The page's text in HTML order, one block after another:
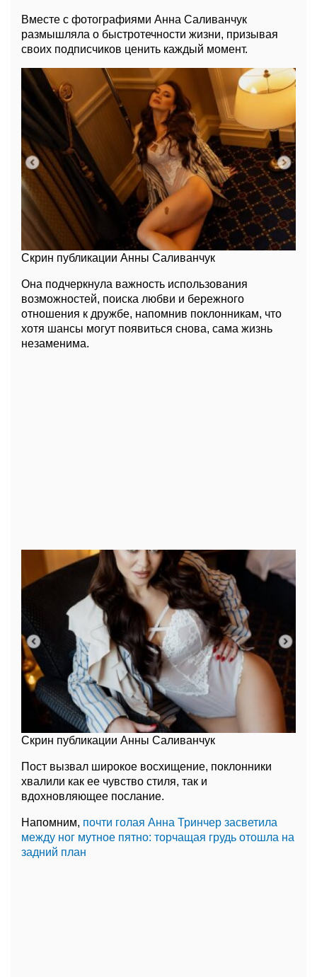
Вместе с фотографиями Анна Саливанчук
размышляла о быстротечности жизни, призывая
своих подписчиков ценить каждый момент.
Скрин публикации Анны Саливанчук
Она подчеркнула важность использования
возможностей, поиска любви и бережного
отношения к дружбе, напомнив поклонникам, что
хотя шансы могут появиться снова, сама жизнь
незаменима.
Скрин публикации Анны Саливанчук
Пост вызвал широкое восхищение, поклонники
хвалили как ее чувство стиля, так и
вдохновляющее послание.
Напомним, почти голая Анна Тринчер засветила
между ног мутное пятно: торчащая грудь отошла на
задний план